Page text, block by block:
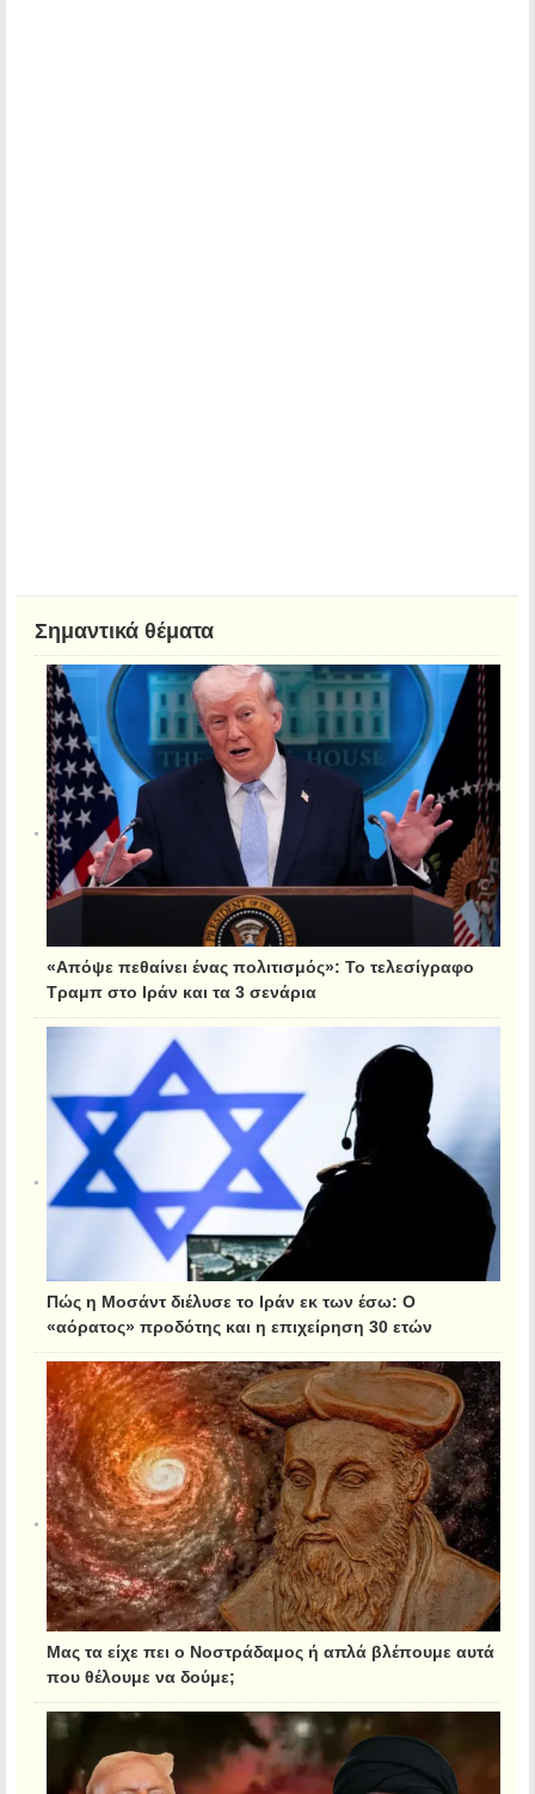
Σημαντικά θέματα
«Απόψε πεθαίνει ένας πολιτισμός»: Το τελεσίγραφο
Τραμπ στο Ιράν και τα 3 σενάρια
Πώς η Μοσάντ διέλυσε το Ιράν εκ των έσω: Ο
«αόρατος» προδότης και η επιχείρηση 30 ετών
Μας τα είχε πει ο Νοστράδαμος ή απλά βλέπουμε αυτά
που θέλουμε να δούμε;